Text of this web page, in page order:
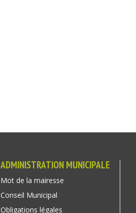
ADMINISTRATION MUNICIPALE
Mot de la mairesse
Conseil Municipal
Obligations légales